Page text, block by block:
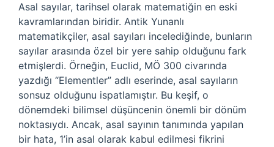
Asal sayılar, tarihsel olarak matematiğin en eski
kavramlarından biridir. Antik Yunanlı
matematikçiler, asal sayıları incelediğinde, bunların
sayılar arasında özel bir yere sahip olduğunu fark
etmişlerdi. Örneğin, Euclid, MÖ 300 civarında
yazdığı “Elementler” adlı eserinde, asal sayıların
sonsuz olduğunu ispatlamıştır. Bu keşif, o
dönemdeki bilimsel düşüncenin önemli bir dönüm
noktasıydı. Ancak, asal sayının tanımında yapılan
bir hata, 1’in asal olarak kabul edilmesi fikrini